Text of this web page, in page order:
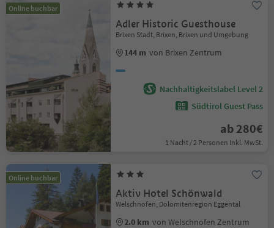
Online buchbar
Adler Historic Guesthouse
Brixen Stadt, Brixen, Brixen und Umgebung
144 m von Brixen Zentrum
Nachhaltigkeitslabel Level 2
Südtirol Guest Pass
ab 280€
1 Nacht / 2 Personen Inkl. MwSt.
Online buchbar
Aktiv Hotel Schönwald
Welschnofen, Dolomitenregion Eggental
2.0 km von Welschnofen Zentrum